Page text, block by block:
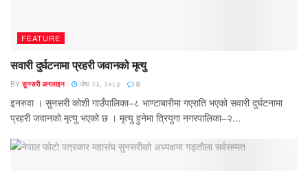
FEATURE
सवारी दुर्घटनामा प्रहरी जवानको मृत्यु
BY सुनसरी अनलाइन जेष्ठ २३, २०८३ 0
इनरुवा । सुनसरी कोशी गाउँपालिका–८ भाण्टाबारीमा गएराति भएको सवारी दुर्घटनामा
प्रहरी जवानको मृत्यु भएको छ । मृत्यु हुनेमा त्रियुगा नगरपालिका–२...